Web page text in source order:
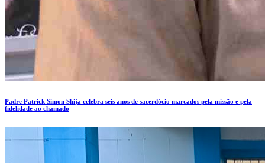
Padre Patrick Simon Shija celebra seis anos de sacerdócio marcados pela missão e pela
fidelidade ao chamado